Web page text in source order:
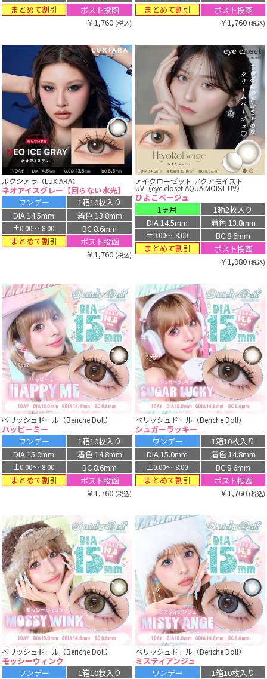
まとめて割引
ポスト投函
￥1,760 (税込)
まとめて割引
ポスト投函
￥1,760 (税込)
ルクシアラ（LUXIARA）
ネオアイスグレー【回らない水光】
ワンデー
1箱10枚入り
DIA 14.5mm
着色 13.8mm
±0.00〜-8.00
BC 8.6mm
まとめて割引
ポスト投函
￥1,760 (税込)
アイクローゼット アクアモイスト
UV（eye closet AQUA MOIST UV）
ひよこベージュ
1ヶ月
1箱2枚入り
DIA 14.5mm
着色 13.8mm
±0.00〜-8.00
BC 8.6mm
まとめて割引
ポスト投函
￥1,980 (税込)
ベリッシュドール（Beriche Doll）
ハッピーミー
ワンデー
1箱10枚入り
DIA 15.0mm
着色 14.8mm
±0.00〜-8.00
BC 8.6mm
まとめて割引
ポスト投函
￥1,760 (税込)
ベリッシュドール（Beriche Doll）
シュガーラッキー
ワンデー
1箱10枚入り
DIA 15.0mm
着色 14.8mm
±0.00〜-8.00
BC 8.6mm
まとめて割引
ポスト投函
￥1,760 (税込)
ベリッシュドール（Beriche Doll）
モッシーウィンク
ワンデー
1箱10枚入り
ベリッシュドール（Beriche Doll）
ミスティアンジュ
ワンデー
1箱10枚入り